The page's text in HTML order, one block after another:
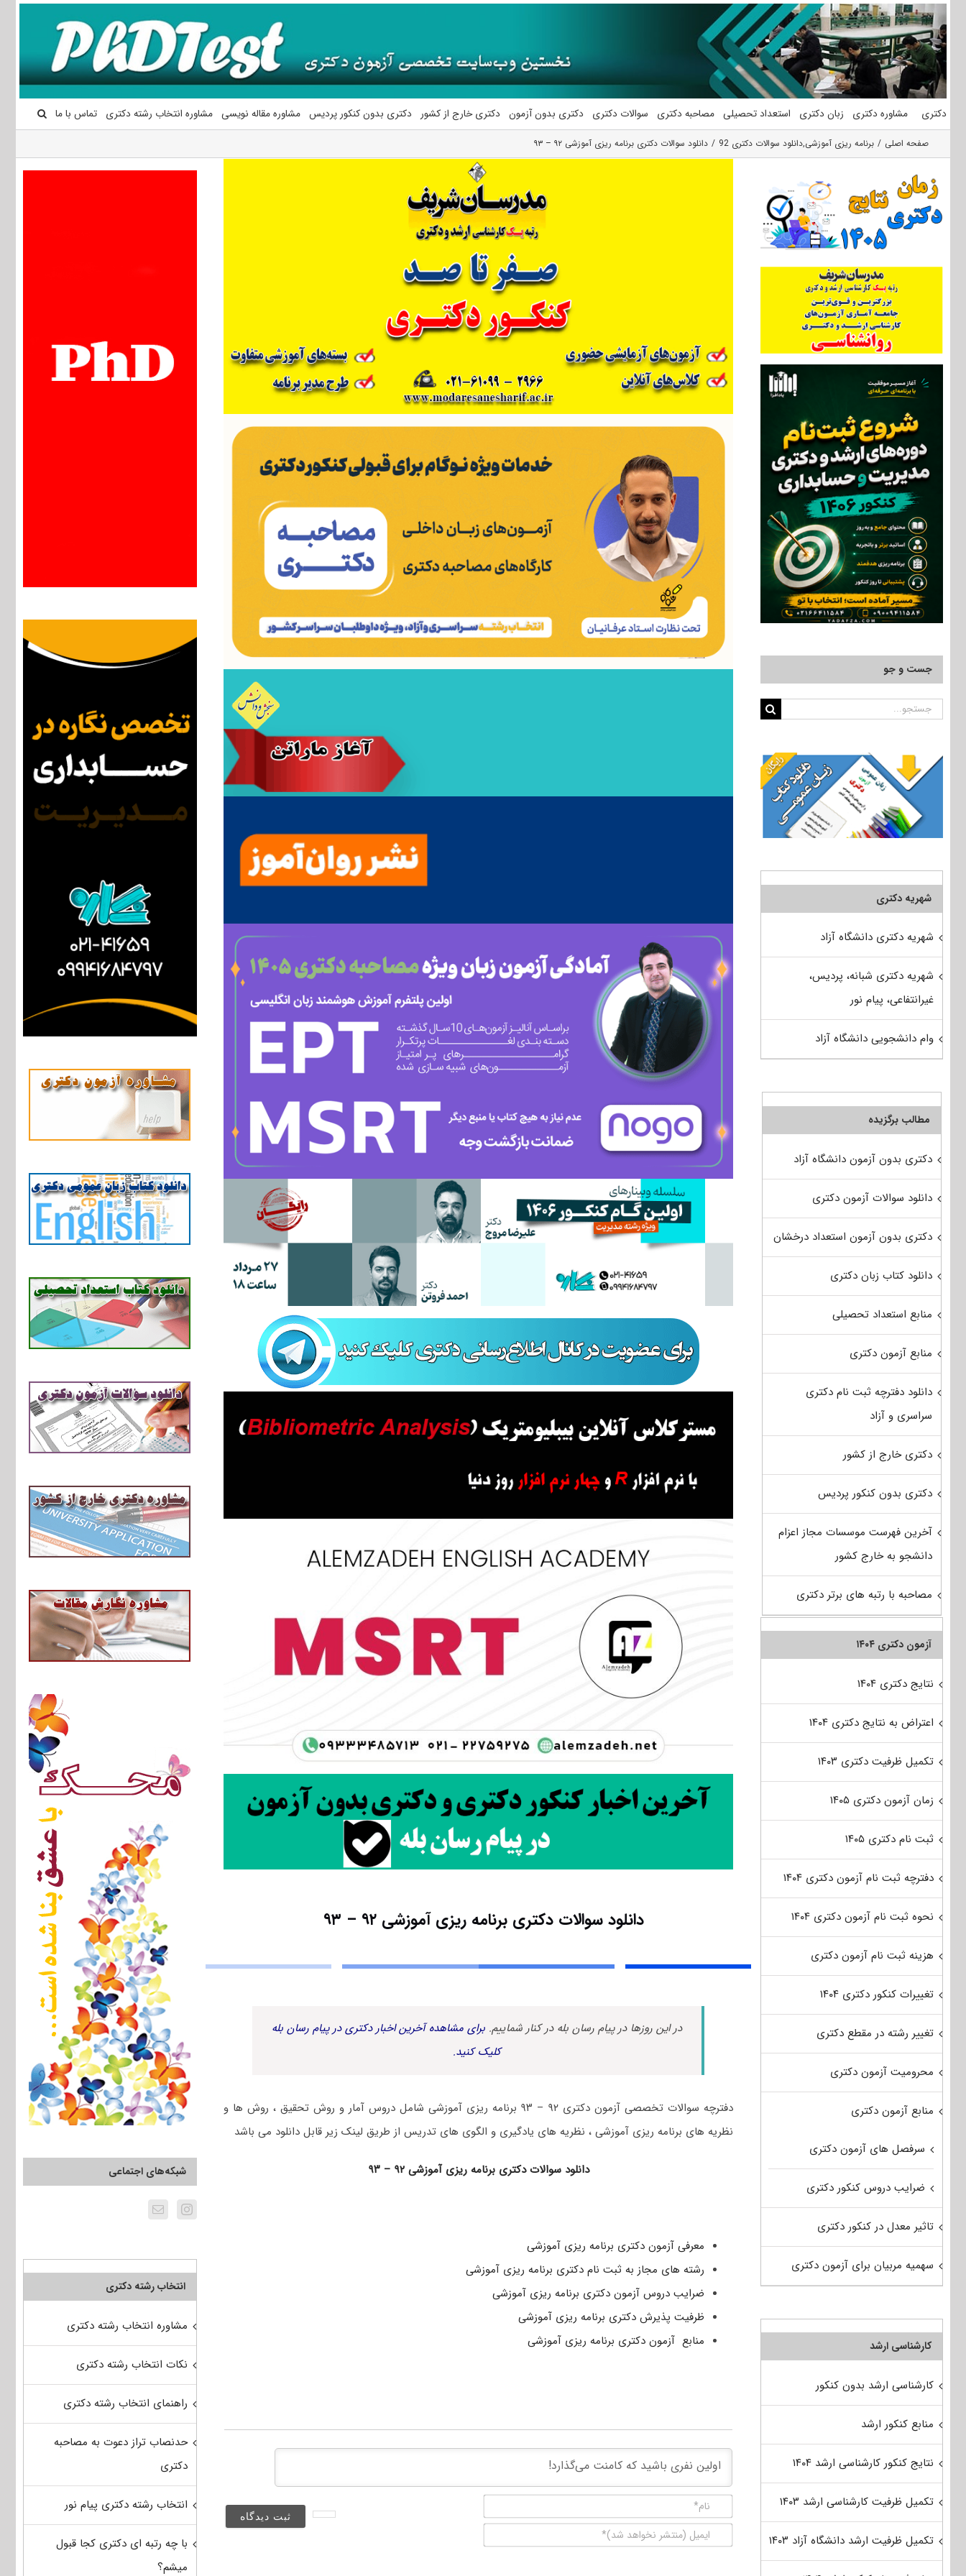
محتوا
دکتری مشاوره دکتری زبان دکتری استعداد تحصیلی مصاحبه دکتری سوالات دکتری دکتری بدون آزمون دکتری خارج از کشور دکتری بدون کنکور پردیس مشاوره مقاله نویسی مشاوره انتخاب رشته دکتری تماس با ما
صفحه اصلی برنامه ریزی آموزشی,دانلود سوالات دکتری 92 دانلود سوالات دکتری برنامه ریزی آموزشی ۹۲ – ۹۳
دانلود سوالات دکتری برنامه ریزی آموزشی ۹۲ – ۹۳
در این روزها در پیام رسان بله در کنار شماییم. برای مشاهده آخرین اخبار دکتری در پیام رسان بله
کلیک کنید.
دفترچه سوالات تخصصی آزمون دکتری ۹۲ – ۹۳ برنامه ریزی آموزشی شامل دروس آمار و روش تحقیق ، روش ها و
نظریه های برنامه ریزی آموزشی ، نظریه های یادگیری و الگوی های تدریس از طریق لینک زیر قابل دانلود می باشد
دانلود سوالات دکتری برنامه ریزی آموزشی ۹۲ – ۹۳
معرفی آزمون دکتری برنامه ریزی آموزشی
رشته های مجاز به ثبت نام دکتری برنامه ریزی آموزشی
ضرایب دروس آزمون دکتری برنامه ریزی آموزشی
ظرفیت پذیرش دکتری برنامه ریزی آموزشی
منابع آزمون دکتری برنامه ریزی آموزشی
(منتشر
شبکه‌های اجتماعی
انتخاب رشته دکتری
مشاوره انتخاب رشته دکتری
نکات انتخاب رشته دکتری
راهنمای انتخاب رشته دکتری
حدنصاب تراز دعوت به مصاحبه
دکتری
انتخاب رشته دکتری پیام نور
با چه رتبه ای دکتری کجا قبول
میشم؟
جست و جو
جستجو
شهریه دکتری
شهریه دکتری دانشگاه آزاد
شهریه دکتری شبانه، پردیس،
غیرانتفاعی، پیام نور
وام دانشجویی دانشگاه آزاد
مطالب برگزیده
دکتری بدون آزمون دانشگاه آزاد
دانلود سوالات آزمون دکتری
دکتری بدون آزمون استعداد درخشان
دانلود کتاب زبان دکتری
منابع استعداد تحصیلی
منابع آزمون دکتری
دانلود دفترچه ثبت نام دکتری
سراسری و آزاد
دکتری خارج از کشور
دکتری بدون کنکور پردیس
آخرین فهرست موسسات مجاز اعزام
دانشجو به خارج کشور
مصاحبه با رتبه های برتر دکتری
آزمون دکتری ۱۴۰۴
نتایج دکتری ۱۴۰۴
اعتراض به نتایج دکتری ۱۴۰۴
تکمیل ظرفیت دکتری ۱۴۰۳
زمان آزمون دکتری ۱۴۰۵
ثبت نام دکتری ۱۴۰۵
دفترچه ثبت نام آزمون دکتری ۱۴۰۴
نحوه ثبت نام آزمون دکتری ۱۴۰۴
هزینه ثبت نام آزمون دکتری
تغییرات کنکور دکتری ۱۴۰۴
تغییر رشته در مقطع دکتری
محرومیت آزمون دکتری
منابع آزمون دکتری
سرفصل های آزمون دکتری
ضرایب دروس کنکور دکتری
تاثیر معدل در کنکور دکتری
سهمیه مربیان برای آزمون دکتری
کارشناسی ارشد
کارشناسی ارشد بدون کنکور
منابع کنکور ارشد
نتایج کنکور کارشناسی ارشد ۱۴۰۴
تکمیل ظرفیت کارشناسی ارشد ۱۴۰۳
تکمیل ظرفیت ارشد دانشگاه آزاد ۱۴۰۳